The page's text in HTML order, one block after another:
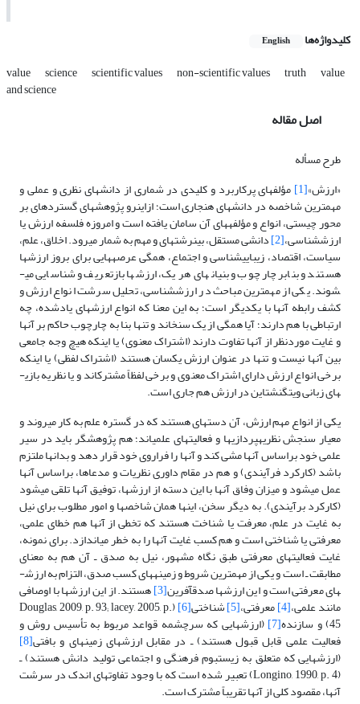
کلیدواژه‌ها English
value science scientific values non-scientific values truth value
and science
اصل مقاله
طرح مسأله
«ارزش»[1] مؤلفه­ای پرکاربرد و کلیدی در شماری از دانش­های نظری و عملی و
مهم­ترین شاخصه در دانش­های هنجاری است؛ ازاین­رو پژوهش­های گسترده­ای بر
محور چیستی، انواع و مؤلفه­های آن سامان یافته است و امروزه فلسفه ارزش یا
ارزش­شناسی،[2] دانشی مستقل، بین­رشته­ای و مهم به شمار می­رود. اخلاق، علم،
سیاست، اقتصاد، زیبایی­شناسی و اجتماع، همگی عرصه­هایی برای بروز ارزش­ها
هستند و بنابر چارچوب و بنیان­های هر یک، ارزش­ها بازتعریف و شناسایی می­
شوند. یکی از مهم­ترین مباحث در ارزش­شناسی، تحلیل سرشت انواع ارزش و
کشف رابطه آنها با یکدیگر است؛ به این معنا که انواع ارزش­های یادشده، چه
ارتباطی با هم دارند؛ آیا همگی از یک سنخ­اند و تنها بنا به چارچوب حاکم بر آنها
و غایت موردنظر از آنها تفاوت دارند (اشتراک معنوی) یا اینکه هیچ وجه جامعی
بین آنها نیست و تنها در عنوان ارزش یکسان هستند (اشتراک لفظی) یا اینکه
برخی انواع ارزش دارای اشتراک معنوی و برخی لفظاً مشترک­اند و یا نظریه بازی­
های زبانی ویتگنشتاین در ارزش هم جاری است.
یکی از انواع مهم ارزش، آن دسته­ای هستند که در گستره علم به کار می­روند و
معیار سنجش نظریه­پردازی­ها و فعالیت­های علمی­اند؛ هم پژوهشگر باید در سیر
علمی خود براساس آنها مشی کند و آنها را فراروی خود قرار دهد و بدانها ملتزم
باشد (کارکرد فرآیندی) و هم در مقام داوری نظریات و مدعاها، براساس آنها
عمل می­شود و میزان وفاق آنها با این دسته از ارزش­ها، توفیق آنها تلقی می­شود
(کارکرد برآیندی). به دیگر سخن، اینها همان شاخص­ها و امور مطلوب برای نیل
به غایت در علم، معرفت یا شناخت هستند که تخطی از آنها هم خطای علمی،
معرفتی یا شناختی است و هم کسب غایت آنها را به خطر می­اندازد. برای نمونه،
غایت فعالیت­های معرفتی طبق نگاه مشهور، نیل به صدق ـ آن هم به معنای
مطابقت ـ است و یکی از مهم­ترین شروط و زمینه­های کسب صدق، التزام به ارزش­
های معرفتی است و این ارزش­ها صدق­آفرین[3] هستند. از این ارزش­ها با اوصافی
مانند علمی،[4] معرفتی،[5] شناختی[6]
(Douglas, 2009, p. 93; lacey, 2005, p.
45) و سازنده [7] (ارزش­هایی که سرچشمه قواعد مربوط به تأسیس روش و
فعالیت علمی قابل قبول هستند) ـ در مقابل ارزش­های زمینه­ای و بافتی[8]
(ارزش­هایی که متعلق به زیست­بوم فرهنگی و اجتماعی تولید دانش هستند) ـ
(Longino, 1990, p. 4) تعبیر شده است که با وجود تفاوت­های اندک در سرشت
آنها، مقصود کلی از آنها تقریباً مشترک است.